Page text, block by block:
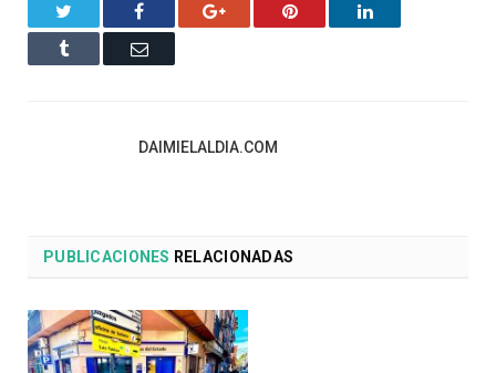
Facebook Google+ Pinterest LinkedIn
Tumblr Email
DAIMIELALDIA.COM
PUBLICACIONES RELACIONADAS